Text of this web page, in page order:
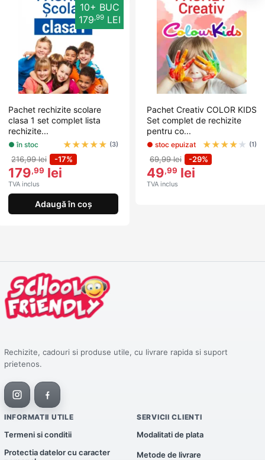
10+ BUC
179,99LEI
Pachet rechizite scolare
clasa 1 set complet lista
rechizite...
● în stoc ★★★★★ (3)
216,99 lei -17%
179,99 lei
TVA inclus
Adaugă în coș
Pachet Creativ COLOR KIDS
Set complet de rechizite
pentru co...
● stoc epuizat ★★★★ ★ (1)
69,99 lei -29%
49,99 lei
TVA inclus
Rechizite, cadouri si produse utile, cu livrare rapida si suport
prietenos.
INFORMATII UTILE
Termeni si conditii
Protectia datelor cu caracter
SERVICII CLIENTI
Modalitati de plata
Metode de livrare